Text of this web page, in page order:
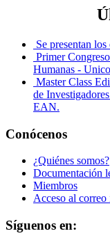
Se presentan
Primer
Humanas -
Master Class
de
EAN.
Conócenos
¿Quiénes somos?
Documentación
Miembros
Acceso al
Síguenos en: